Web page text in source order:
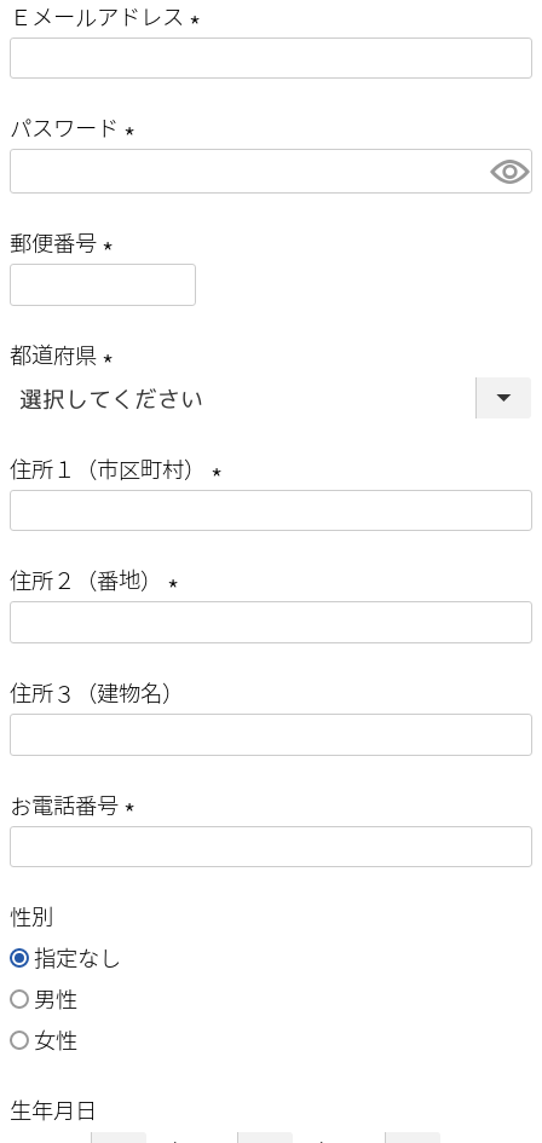
須
)
Ｅメールアドレス
須
)
パスワード
須
)
郵便番号
都道府県
(
須
)
住所１（市区町村）
須
)
住所２（番地）
須
)
住所３（建物名）
お電話番号
性別
指定なし
男性
女性
生年月日